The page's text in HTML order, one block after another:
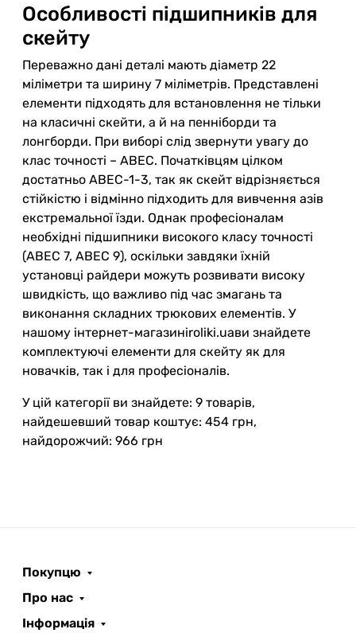
Особливості підшипників для
скейту
Переважно дані деталі мають діаметр 22
міліметри та ширину 7 міліметрів. Представлені
елементи підходять для встановлення не тільки
на класичні скейти, а й на пенніборди та
лонгборди. При виборі слід звернути увагу до
клас точності – АВЕС. Початківцям цілком
достатньо АВЕС-1-3, так як скейт відрізняється
стійкістю і відмінно підходить для вивчення азів
екстремальної їзди. Однак професіоналам
необхідні підшипники високого класу точності
(АВЕС 7, АВЕС 9), оскільки завдяки їхній
установці райдери можуть розвивати високу
швидкість, що важливо під час змагань та
виконання складних трюкових елементів. У
нашому інтернет-магазиніroliki.uaви знайдете
комплектуючі елементи для скейту як для
новачків, так і для професіоналів.
У цій категорії ви знайдете: 9 товарів,
найдешевший товар коштує: 454 грн,
найдорожчий: 966 грн
Покупцю
Про нас
Інформація